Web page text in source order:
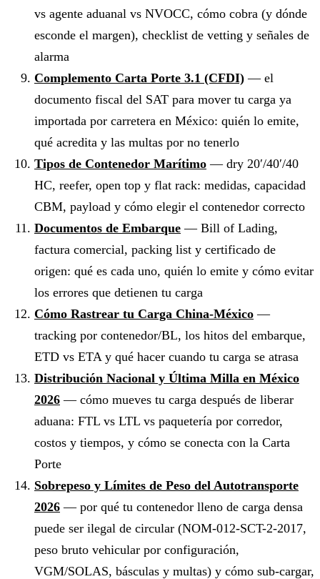
vs agente aduanal vs NVOCC, cómo cobra (y dónde
esconde el margen), checklist de vetting y señales de
alarma
Complemento Carta Porte 3.1 (CFDI) — el
documento fiscal del SAT para mover tu carga ya
importada por carretera en México: quién lo emite,
qué acredita y las multas por no tenerlo
Tipos de Contenedor Marítimo — dry 20′/40′/40
HC, reefer, open top y flat rack: medidas, capacidad
CBM, payload y cómo elegir el contenedor correcto
Documentos de Embarque — Bill of Lading,
factura comercial, packing list y certificado de
origen: qué es cada uno, quién lo emite y cómo evitar
los errores que detienen tu carga
Cómo Rastrear tu Carga China-México —
tracking por contenedor/BL, los hitos del embarque,
ETD vs ETA y qué hacer cuando tu carga se atrasa
Distribución Nacional y Última Milla en México
2026 — cómo mueves tu carga después de liberar
aduana: FTL vs LTL vs paquetería por corredor,
costos y tiempos, y cómo se conecta con la Carta
Porte
Sobrepeso y Límites de Peso del Autotransporte
2026 — por qué tu contenedor lleno de carga densa
puede ser ilegal de circular (NOM-012-SCT-2-2017,
peso bruto vehicular por configuración,
VGM/SOLAS, básculas y multas) y cómo sub-cargar,